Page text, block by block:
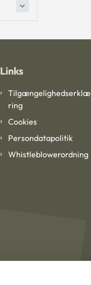
Links
Tilgængelighedserklæ
ring
Cookies
Persondatapolitik
Whistleblowerordning